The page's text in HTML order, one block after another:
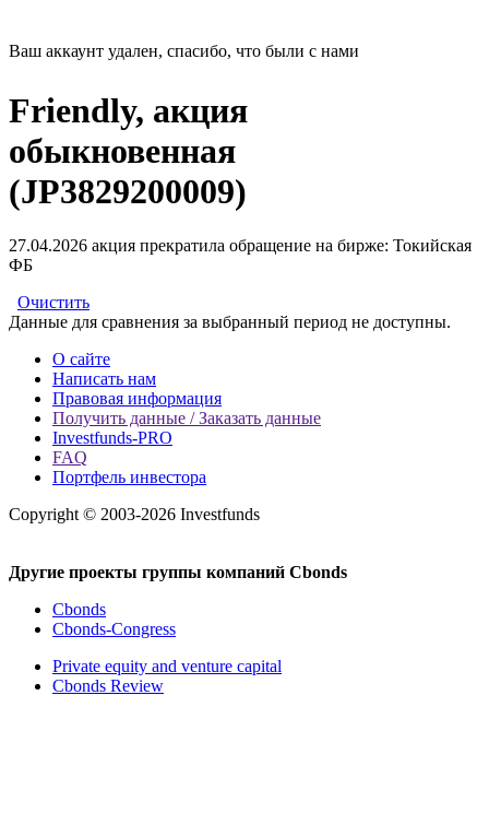
Ваш аккаунт удален, спасибо, что были с нами
Friendly, акция
обыкновенная
(JP3829200009)
27.04.2026 акция прекратила обращение на бирже: Токийская
ФБ
Очистить
Данные для сравнения за выбранный период не доступны.
О сайте
Написать нам
Правовая информация
Получить данные / Заказать данные
Investfunds-PRO
FAQ
Портфель инвестора
Copyright © 2003-2026 Investfunds
Другие проекты группы компаний Cbonds
Cbonds
Cbonds-Congress
Private equity and venture capital
Cbonds Review